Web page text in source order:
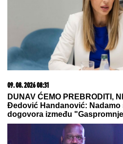
06. 08. 2026 09:39
Marija (3) se igrala u dvorištu i
42 godine otac je pronašao,